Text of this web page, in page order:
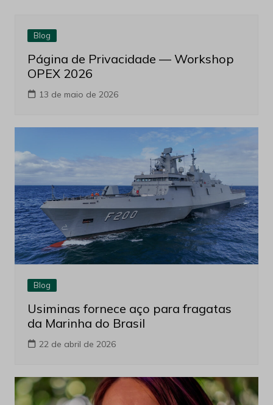
Blog
Página de Privacidade — Workshop
OPEX 2026
13 de maio de 2026
Blog
Usiminas fornece aço para fragatas
da Marinha do Brasil
22 de abril de 2026